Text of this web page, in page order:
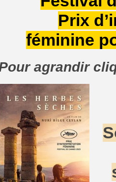
Prix
féminine
agrandir